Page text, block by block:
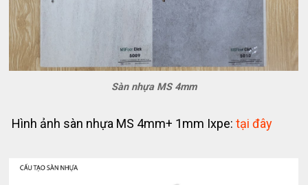
Sàn nhựa MS 4mm
Hình ảnh sàn nhựa MS 4mm+ 1mm Ixpe:tại đây